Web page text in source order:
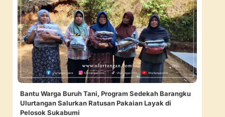
Bantu Warga Buruh Tani, Program Sedekah Barangku
Ulurtangan Salurkan Ratusan Pakaian Layak di
Pelosok Sukabumi